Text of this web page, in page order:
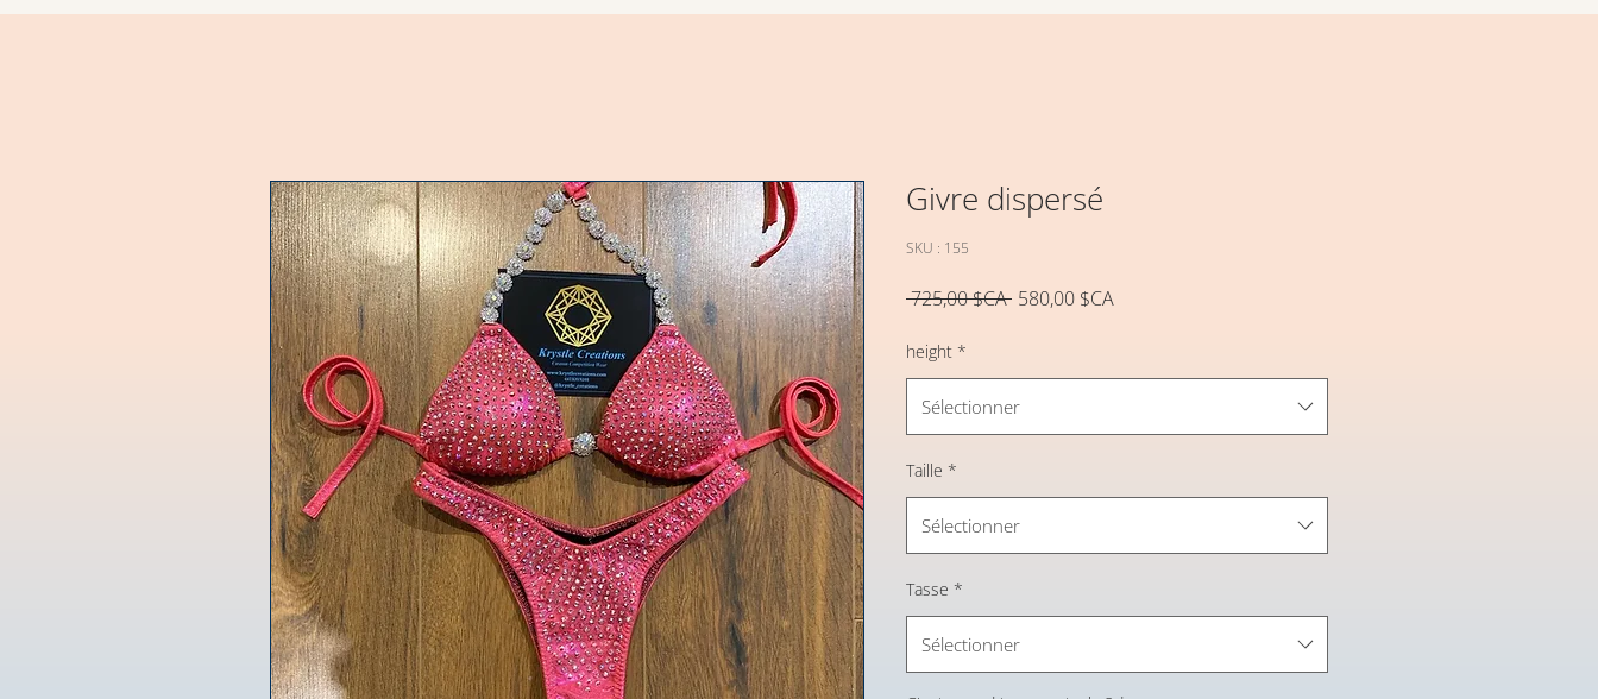
Givre dispersé
SKU : 155
725,00 $CA Prix
580,00 $CA
height *
Sélectionner
Taille *
Sélectionner
Tasse *
Sélectionner